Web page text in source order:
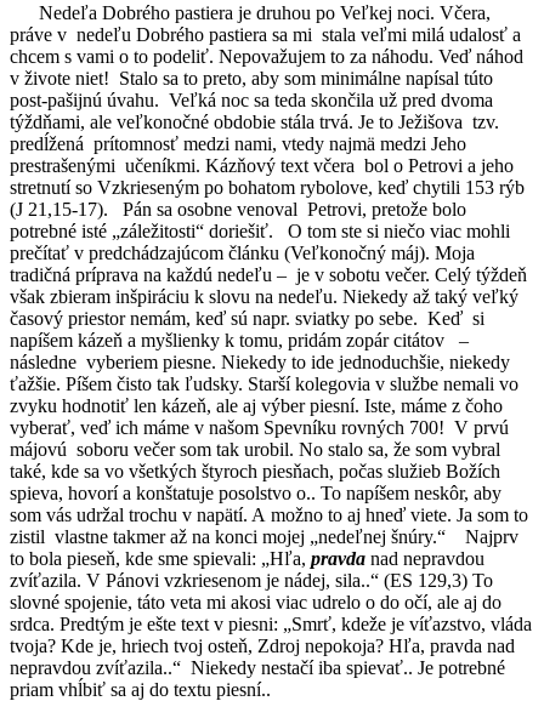
Nedeľa Dobrého pastiera je druhou po Veľkej noci. Včera,
práve v nedeľu Dobrého pastiera sa mi stala veľmi milá udalosť a
chcem s vami o to podeliť. Nepovažujem to za náhodu. Veď náhod
v živote niet! Stalo sa to preto, aby som minimálne napísal túto
post-pašijnú úvahu. Veľká noc sa teda skončila už pred dvoma
týždňami, ale veľkonočné obdobie stála trvá. Je to Ježišova tzv.
predĺžená prítomnosť medzi nami, vtedy najmä medzi Jeho
prestrašenými učeníkmi. Kázňový text včera bol o Petrovi a jeho
stretnutí so Vzkrieseným po bohatom rybolove, keď chytili 153 rýb
(J 21,15-17). Pán sa osobne venoval Petrovi, pretože bolo
potrebné isté „záležitosti“ doriešiť. O tom ste si niečo viac mohli
prečítať v predchádzajúcom článku (Veľkonočný máj). Moja
tradičná príprava na každú nedeľu – je v sobotu večer. Celý týždeň
však zbieram inšpiráciu k slovu na nedeľu. Niekedy až taký veľký
časový priestor nemám, keď sú napr. sviatky po sebe. Keď si
napíšem kázeň a myšlienky k tomu, pridám zopár citátov –
následne vyberiem piesne. Niekedy to ide jednoduchšie, niekedy
ťažšie. Píšem čisto tak ľudsky. Starší kolegovia v službe nemali vo
zvyku hodnotiť len kázeň, ale aj výber piesní. Iste, máme z čoho
vyberať, veď ich máme v našom Spevníku rovných 700! V prvú
májovú soboru večer som tak urobil. No stalo sa, že som vybral
také, kde sa vo všetkých štyroch piesňach, počas služieb Božích
spieva, hovorí a konštatuje posolstvo o.. To napíšem neskôr, aby
som vás udržal trochu v napätí. A možno to aj hneď viete. Ja som to
zistil vlastne takmer až na konci mojej „nedeľnej šnúry.“ Najprv
to bola pieseň, kde sme spievali: „Hľa, pravda nad nepravdou
zvíťazila. V Pánovi vzkriesenom je nádej, sila..“ (ES 129,3) To
slovné spojenie, táto veta mi akosi viac udrelo o do očí, ale aj do
srdca. Predtým je ešte text v piesni: „Smrť, kdeže je víťazstvo, vláda
tvoja? Kde je, hriech tvoj osteň, Zdroj nepokoja? Hľa, pravda nad
nepravdou zvíťazila..“ Niekedy nestačí iba spievať.. Je potrebné
priam vhĺbiť sa aj do textu piesní..